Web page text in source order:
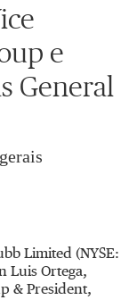
e
General
Limited (NYSE:
Luis Ortega,
& President,